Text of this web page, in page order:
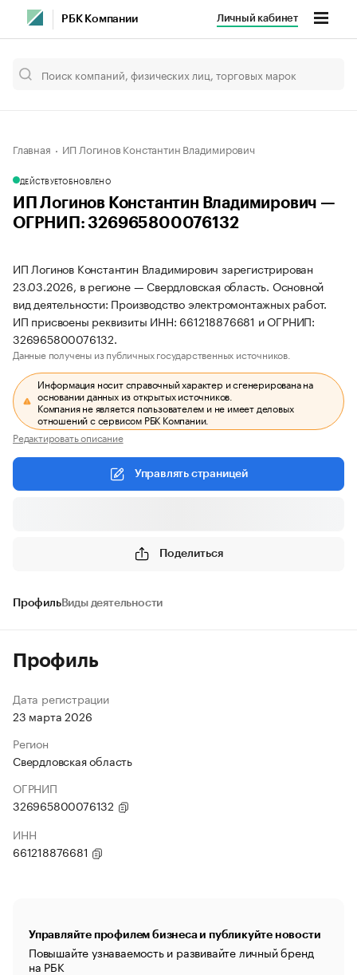
РБК Компании Личный кабинет
Главная ИП Логинов Константин Владимирович
ДЕЙСТВУЕТОБНОВЛЕНО
ИП Логинов Константин Владимирович —
ОГРНИП: 326965800076132
ИП Логинов Константин Владимирович зарегистрирован
23.03.2026, в регионе — Свердловская область. Основной
вид деятельности: Производство электромонтажных работ.
ИП присвоены реквизиты ИНН: 661218876681 и ОГРНИП:
326965800076132.
Данные получены из публичных государственных источников.
Информация носит справочный характер и сгенерирована на
основании данных из открытых источников.
Компания не является пользователем и не имеет деловых
отношений с сервисом РБК Компании.
Редактировать описание
Управлять страницей
Поделиться
ПрофильВиды деятельности
Профиль
Дата регистрации
23 марта 2026
Регион
Свердловская область
ОГРНИП
326965800076132
ИНН
661218876681
Управляйте профилем бизнеса и публикуйте новости
Повышайте узнаваемость и развивайте личный бренд
на РБК